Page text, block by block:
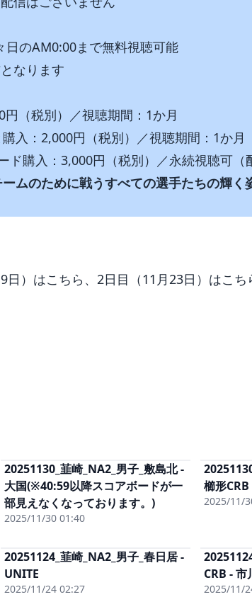
日のAM0:00まで無料視聴可能
なります
円（税別）／視聴期間：1か月
購入：2,000円（税別）／視聴期間：1か月
ド購入：3,000円（税別）／永続視聴可（
ムのために戦うすべての選手たちの輝く
日）はこちら 、2日目（11月23日）はこち
単体視聴 (有料)
男子まるごと(有料)
単体DL(有料)
20251130_韮崎_NA2_男子_敷島北 -
大国(※40:59以降スコアボードが一
部見えなくなっております。)
2025/11/30 01:40
櫛形CRB
2025/11/
単体視聴 (有料)
20251124_韮崎_NA2_男子_春日居 -
UNITE
2025/11/24 02:27
CRB - 市
2025/11/